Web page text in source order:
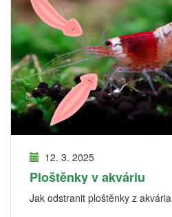
12. 3. 2025
Ploštěnky v akváriu
Jak odstranit ploštěnky z akvária